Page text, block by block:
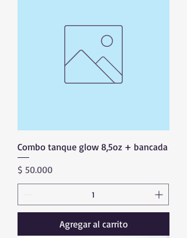
Combo tanque glow 8,5oz + bancada
Precio
$ 50.000
Agregar al carrito